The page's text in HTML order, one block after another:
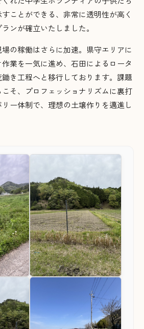
ことができる、非常に透明性が高く
ンが確立いたしました。
の稼働はさらに加速。県守エリアに
業を一気に進め、石田によるロータ
鋤き工程へと移行しております。課題
そ、プロフェッショナリズムに裏打
ー体制で、理想の土壌作りを邁進し